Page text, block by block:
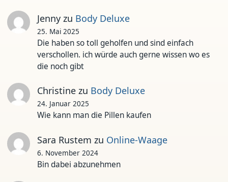
Jennyzu Body Deluxe
25. Mai 2025
Die haben so toll geholfen und sind einfach
verschollen. ich würde auch gerne wissen wo es
die noch gibt
Christinezu Body Deluxe
24. Januar 2025
Wie kann man die Pillen kaufen
Sara Rustem zu Online-Waage
6. November 2024
Bin dabei abzunehmen